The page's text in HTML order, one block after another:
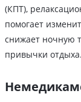
(КПТ),
помогает
снижает ночную
привычки отдыха.